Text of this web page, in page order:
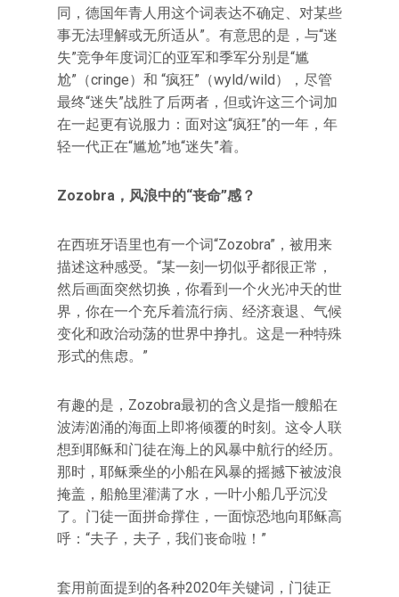
同，德国年青人用这个词表达不确定、对某些
事无法理解或无所适从”。有意思的是，与“迷
失”竞争年度词汇的亚军和季军分别是“尴
尬”（cringe）和 “疯狂”（wyld/wild），尽管
最终“迷失”战胜了后两者，但或许这三个词加
在一起更有说服力：面对这“疯狂”的一年，年
轻一代正在“尴尬”地“迷失”着。
Zozobra，风浪中的“丧命”感？
在西班牙语里也有一个词“Zozobra”，被用来
描述这种感受。“某一刻一切似乎都很正常，
然后画面突然切换，你看到一个火光冲天的世
界，你在一个充斥着流行病、经济衰退、气候
变化和政治动荡的世界中挣扎。这是一种特殊
形式的焦虑。”
有趣的是，Zozobra最初的含义是指一艘船在
波涛汹涌的海面上即将倾覆的时刻。这令人联
想到耶稣和门徒在海上的风暴中航行的经历。
那时，耶稣乘坐的小船在风暴的摇撼下被波浪
掩盖，船舱里灌满了水，一叶小船几乎沉没
了。门徒一面拼命撑住，一面惊恐地向耶稣高
呼：“夫子，夫子，我们丧命啦！”
套用前面提到的各种2020年关键词，门徒正